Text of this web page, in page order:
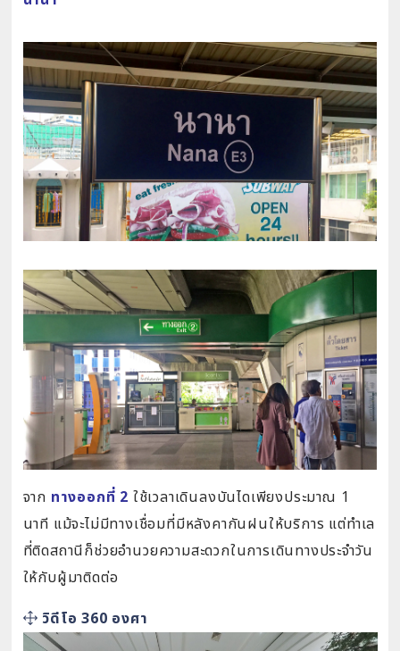
จาก ทางออกที่ 2 ใช้เวลาเดินลงบันไดเพียงประมาณ 1
นาที แม้จะไม่มีทางเชื่อมที่มีหลังคากันฝนให้บริการ แต่ทำเล
ที่ติดสถานีก็ช่วยอำนวยความสะดวกในการเดินทางประจำวัน
ให้กับผู้มาติดต่อ
วิดีโอ 360 องศา